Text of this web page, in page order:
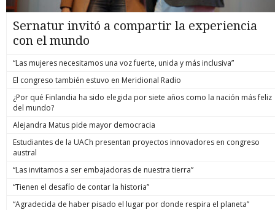
Sernatur invitó a compartir la experiencia
con el mundo
“Las mujeres necesitamos una voz fuerte, unida y más inclusiva”
El congreso también estuvo en Meridional Radio
¿Por qué Finlandia ha sido elegida por siete años como la nación más feliz
del mundo?
Alejandra Matus pide mayor democracia
Estudiantes de la UACh presentan proyectos innovadores en congreso
austral
“Las invitamos a ser embajadoras de nuestra tierra”
“Tienen el desafío de contar la historia”
“Agradecida de haber pisado el lugar por donde respira el planeta”